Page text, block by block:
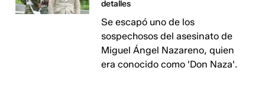
detalles
Se escapó uno de los
sospechosos del asesinato de
Miguel Ángel Nazareno, quien
era conocido como 'Don Naza'.